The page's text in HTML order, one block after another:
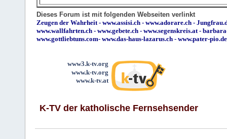
Dieses Forum ist mit folgenden Webseiten verlinkt
Zeugen der Wahrheit- www.assisi.ch - www.adorare.ch -
www.wallfahrten.ch - www.gebete.ch - www.segenskreis.at-
www.gottliebtuns.com- www.das-haus-lazarus.ch - www.pater-pio.de
www3.k-tv.org
www.k-tv.org
www.k-tv.at
K-TV der katholische Fernsehsender